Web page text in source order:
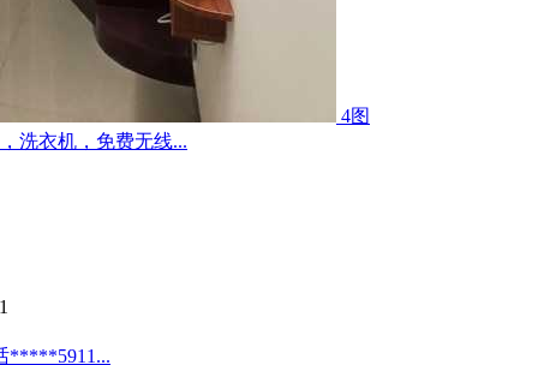
4图
洗衣机，免费无线...
*****5911...